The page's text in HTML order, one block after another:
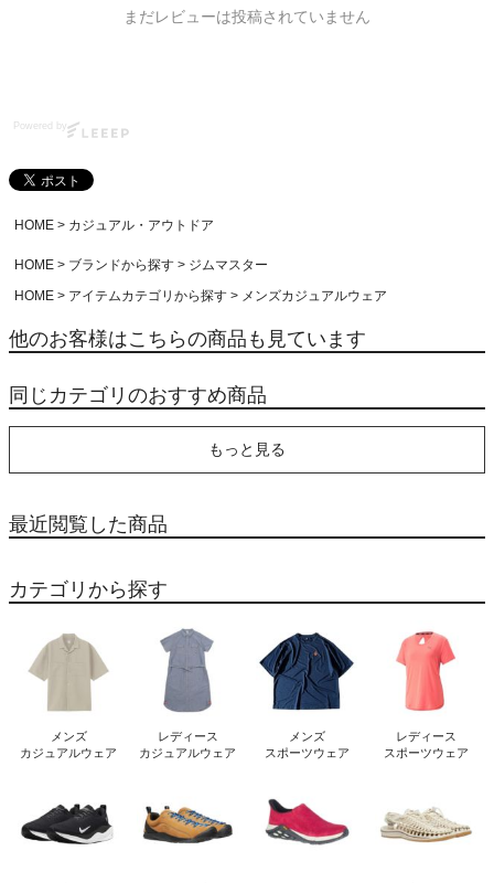
まだレビューは投稿されていません
Powered by
HOME カジュアル・アウトドア
HOME ブランドから探す
ジムマスター
HOME
アイテムカテゴリから探す メンズカジュアルウェア
他のお客様はこちらの商品も見ています
同じカテゴリのおすすめ商品
もっと見る
最近閲覧した商品
カテゴリから探す
メンズ
カジュアルウェア
レディース
カジュアルウェア
メンズ
スポーツウェア
レディース
スポーツウェア